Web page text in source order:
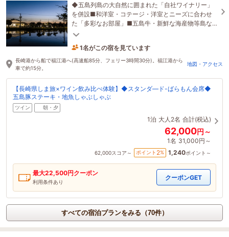
◆五島列島の大自然に囲まれた「自社ワイナリー」
を併設■和洋室・コテージ・洋室とニーズに合わせ
た「多彩なお部屋」■五島牛・新鮮な海産物等島な
らではの幸を活かした「会席料理」
1名がこの宿を見ています
22時間前に予約されました
長崎港から船で福江港へ(高速船85分、フェリー3時間30分)。福江港から
車で約15分。
地図・アクセス
【長崎県しま旅×ワイン飲み比べ体験】◆スタンダ―ド-ばらもん会席◆
五島豚ステーキ・地魚しゃぶしゃぶ
ツイン 朝・夕
1泊 大人2名 合計(税込)
62,000円～
1名 31,000円～
62,000スコア～ ポイント 2% 1,240ポイント～
最大22,500円クーポン
利用条件あり
クーポンGET
すべての宿泊プランをみる（70件）